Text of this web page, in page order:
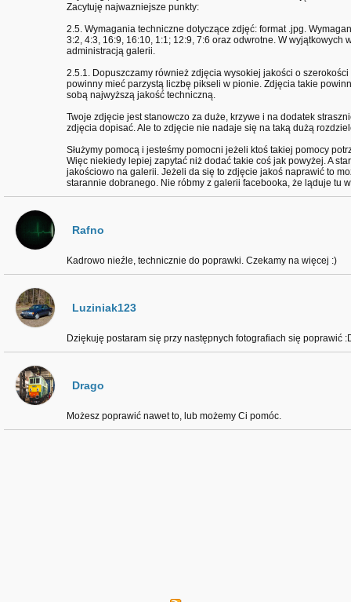
Zacytuję najwazniejsze punkty:
2.5. Wymagania techniczne dotyczące zdjęć: format .jpg.
3:2, 4:3, 16:9, 16:10, 1:1; 12:9, 7:6 oraz odwrotne. W
administracją galerii.
2.5.1. Dopuszczamy również zdjęcia wysokiej jakości o szerokości
powinny mieć parzystą liczbę pikseli w pionie. Zdjęcia takie
sobą najwyższą jakość techniczną.
Twoje zdjęcie jest stanowczo za duże, krzywe i na dodatek
zdjęcia dopisać. Ale to zdjęcie nie nadaje się na taką dużą
Służymy pomocą i jesteśmy pomocni jeżeli ktoś takiej pomocy
Więc niekiedy lepiej zapytać niż dodać takie coś jak powyżej. A
jakościowo na galerii. Jeżeli da się to zdjęcie jakoś naprawić to
starannie dobranego. Nie róbmy z galerii facebooka, że ląduje tu
Rafno
Kadrowo nieźle, technicznie do poprawki. Czekamy na więcej :)
Luziniak123
Dziękuję postaram się przy następnych fotografiach się poprawić
Drago
Możesz poprawić nawet to, lub możemy Ci pomóc.